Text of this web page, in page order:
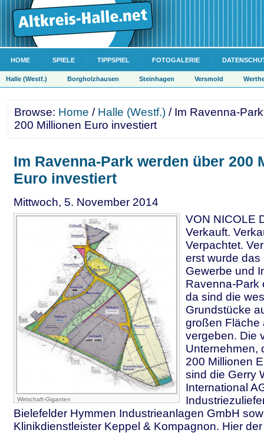
HOME SPIELE TIPPSPIEL FOTOGALERIE
Halle (Westf.) Borgholzhausen Steinhagen Versmold
Browse: Home / Halle (Westf.) / Im Ravenna-
200 Millionen Euro investiert
Im Ravenna-Park werden über 200
Euro investiert
Mittwoch, 5. November 2014
Wirtschaft-Giganten
VON NICOLE
Verkauft.
Verpachtet.
erst wurde
Gewerbe und
Ravenna-Park
da sind die
Grundstücke
großen Fläche
vergeben. Die
Unternehmen,
200 Millionen
sind die Gerry
International
Bielefelder Hymmen Industrieanlagen GmbH
Klinikdienstleister Keppel & Kompagnon. Hier